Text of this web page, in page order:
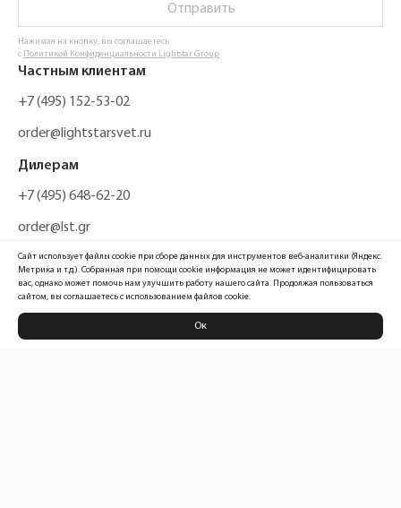
Отправить
Нажимая на кнопку, вы соглашаетесь
с Политикой Конфиденциальности Lightstar Group
Частным клиентам
+7 (495) 152-53-02
order@lightstarsvet.ru
Дилерам
+7 (495) 648-62-20
order@lst.gr
Политика конфиденциальности
Сайт использует файлы cookie при сборе данных для инструментов веб-аналитики (Яндекс.
Метрика и т.д.). Собранная при помощи cookie информация не может идентифицировать
вас, однако может помочь нам улучшить работу нашего сайта. Продолжая пользоваться
сайтом, вы соглашаетесь с использованием файлов cookie.
Ок